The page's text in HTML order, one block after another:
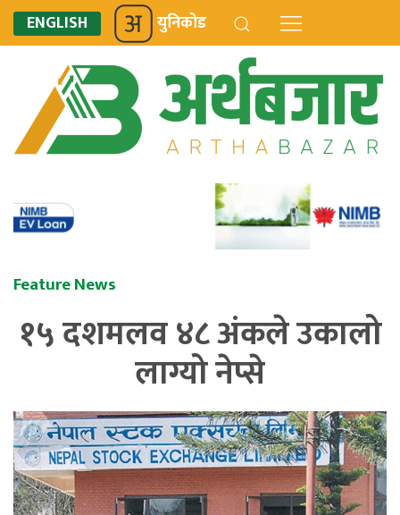
ENGLISH युनिकोड
Feature News
१५ दशमलव ४८ अंकले उकालो
लाग्यो नेप्से